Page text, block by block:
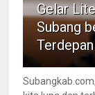
Gelar
Subang